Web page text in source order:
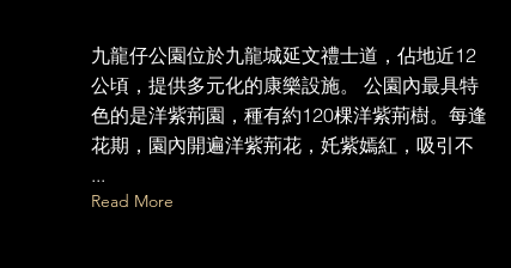
九龍仔公園位於九龍城延文禮士道，佔地近12
公頃，提供多元化的康樂設施。 公園內最具特
色的是洋紫荊園，種有約120棵洋紫荊樹。每逢
花期，園內開遍洋紫荊花，奼紫嫣紅，吸引不
...
Read More